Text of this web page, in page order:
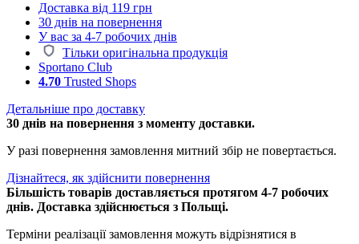
Доставка від 119 грн
30 днів на повернення
У вас за 4-7 робочих днів
Тільки оригінальна продукція
Sportano Club
4.70 Trusted Shops
Детальніше про доставку
30 днів на повернення з моменту доставки.
У разі повернення замовлення митний збір не повертається.
Дізнайтеся, як здійснити повернення
Більшість товарів доставляється протягом 4-7 робочих
днів. Доставка здійснюється з Польщі.
Терміни реалізації замовлення можуть відрізнятися в